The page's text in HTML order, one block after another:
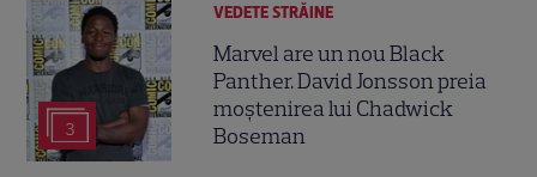
3
VEDETE STRĂINE
Marvel are un nou Black
Panther. David Jonsson preia
moștenirea lui Chadwick
Boseman